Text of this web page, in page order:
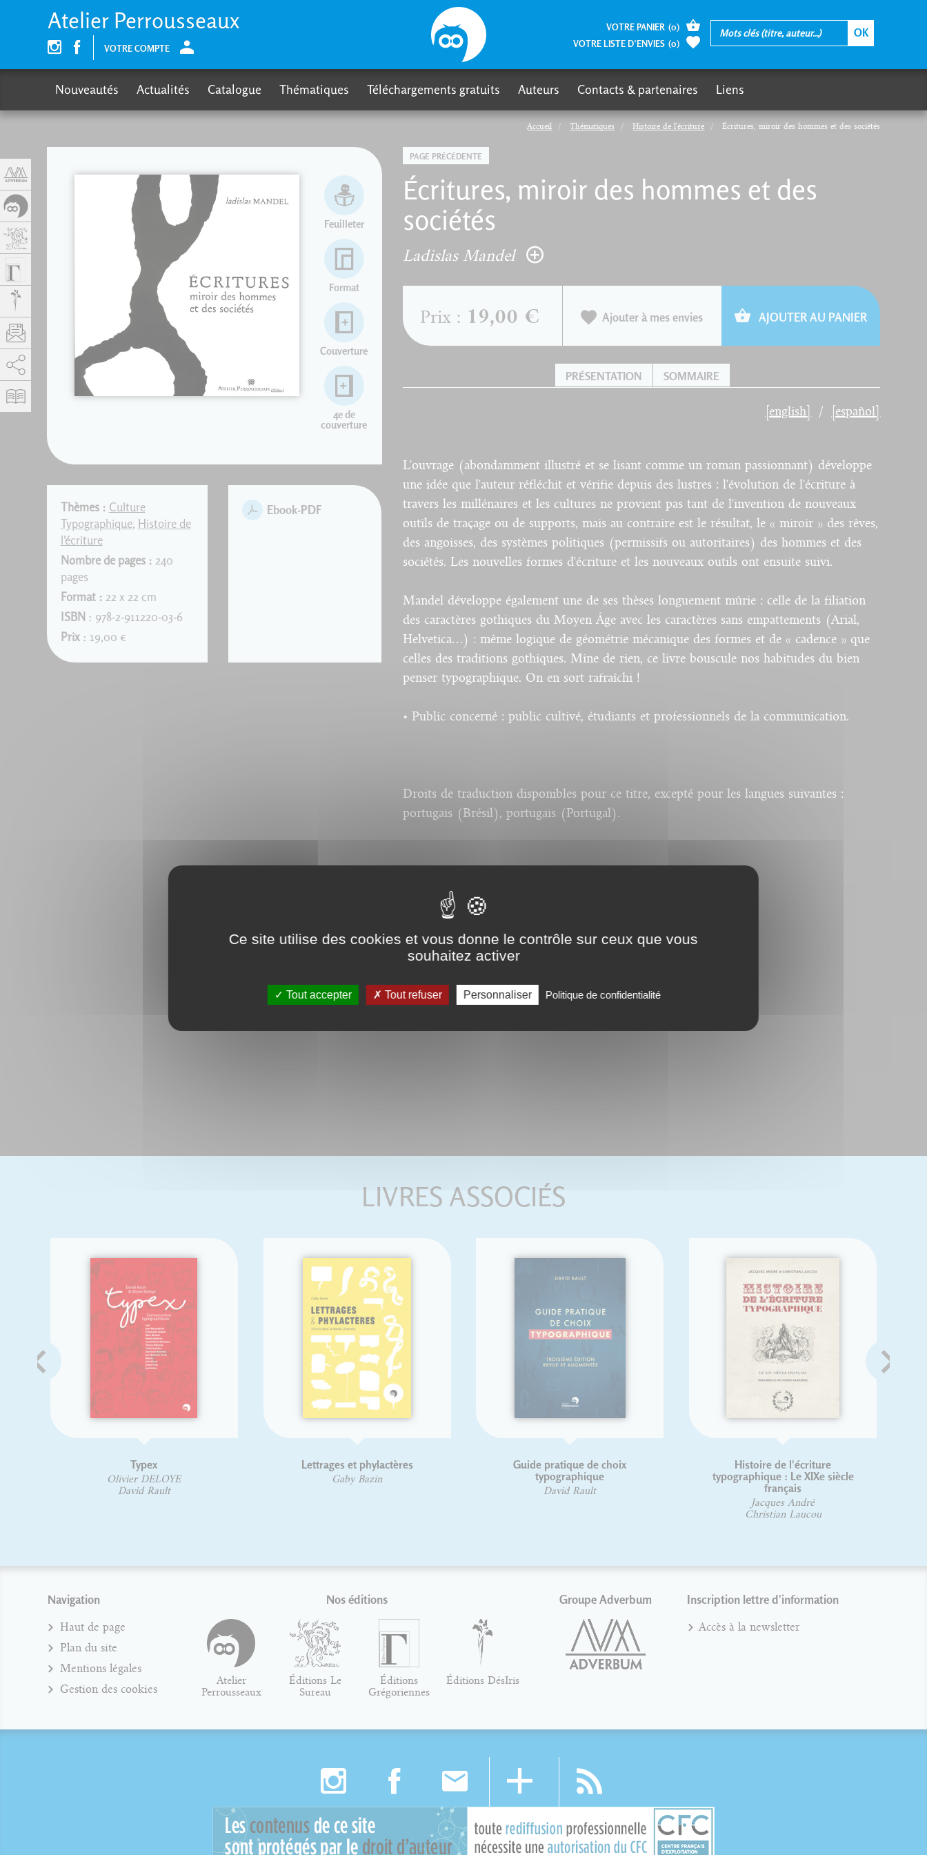
Accueil Thématiques Histoire de l'écriture Écritures, miroir des hommes et des sociétés
PAGE PRÉCÉDENTE
Écritures, miroir des hommes et des
sociétés
Ladislas Mandel
Feuilleter
Format
Couverture
4e de
couverture
Thèmes : Culture
Typographique, Histoire de
l'écriture
Nombre de pages : 240
pages
Format : 22 x 22 cm
ISBN : 978-2-911220-03-6
Prix: 19,00 €
Ebook-PDF
Prix : 19,00 € Ajouter à mes envies AJOUTER AU PANIER
PRÉSENTATION SOMMAIRE
[english] [español]
L'ouvrage (abondamment illustré et se lisant comme un roman passionnant) développe
une idée que l'auteur réfléchit et vérifie depuis des lustres : l'évolution de l'écriture à
travers les millénaires et les cultures ne provient pas tant de l'invention de nouveaux
outils de traçage ou de supports, mais au contraire est le résultat, le « miroir » des rêves,
des angoisses, des systèmes politiques (permissifs ou autoritaires) des hommes et des
sociétés. Les nouvelles formes d'écriture et les nouveaux outils ont ensuite suivi.
Mandel développe également une de ses thèses longuement mûrie : celle de la filiation
des caractères gothiques du Moyen Âge avec les caractères sans empattements (Arial,
Helvetica…) : même logique de géométrie mécanique des formes et de « cadence » que
celles des traditions gothiques. Mine de rien, ce livre bouscule nos habitudes du bien
penser typographique. On en sort rafraîchi !
• Public concerné : public cultivé, étudiants et professionnels de la communication.
Droits de traduction disponibles pour ce titre, excepté pour les langues suivantes :
portugais (Brésil), portugais (Portugal).
LIVRES ASSOCIÉS
Olivier DELOYE
David Rault
Lettrages et phylactères
Gaby Bazin
Guide pratique de choix
typographique
David Rault
Histoire de l'écriture
typographique : Le XIXe siècle
français
Jacques André
Christian Laucou
Navigation
Haut de page
Plan du site
Mentions légales
Gestion des cookies
Nos éditions
Atelier
Perrousseaux
Éditions Le
Sureau
Éditions
Grégoriennes
Éditions DésIris
Groupe Adverbum Inscription lettre d'information
Accès à la newsletter
Atelier Perrousseaux
VOTRE COMPTE
VOTRE PANIER (0)
VOTRE LISTE D’ENVIES (0)
Nouveautés Actualités Catalogue Thématiques Téléchargements gratuits Auteurs Contacts & partenaires Liens
AddThis est désactivé. Autoriser
Panneau de gestion des cookies
Ce site utilise des cookies et vous donne le contrôle sur ceux que vous
souhaitez activer
Tout accepter Tout refuser Personnaliser Politique de confidentialité